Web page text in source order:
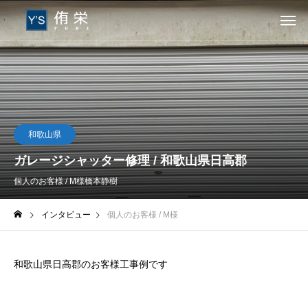
和歌山県
ガレージシャッター修理 / 和歌山県日高郡
個人のお客様 / M様橋本静樹
インタビュー 個人のお客様 / M様
和歌山県日高郡のお客様工事例です